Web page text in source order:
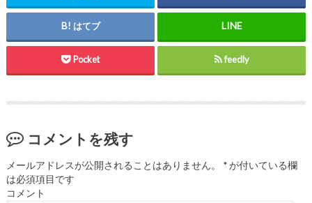
はてブ
Pocket feedly
コメントを残す
メールアドレスが公開されることはありません。 *が付いている欄
は必須項目です
コメント